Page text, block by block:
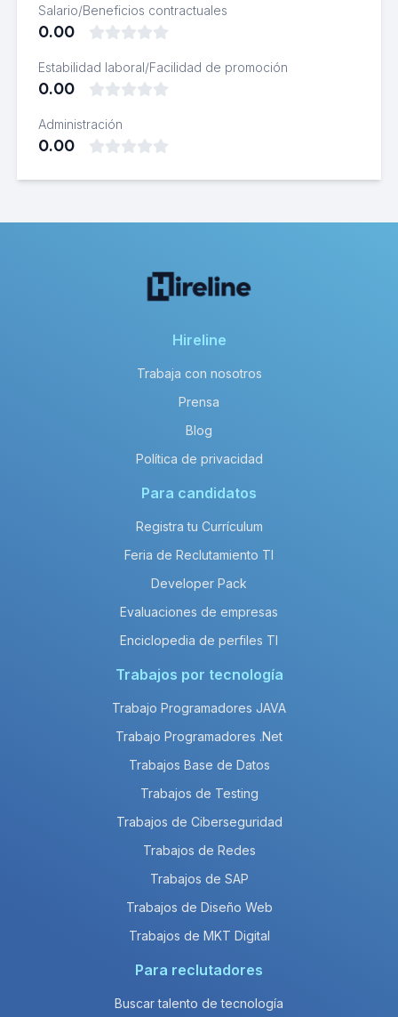
Salario/Beneficios contractuales
0.00
Estabilidad laboral/Facilidad de promoción
0.00
Administración
0.00
Hireline
Trabaja con nosotros
Prensa
Blog
Política de privacidad
Para candidatos
Registra tu Currículum
Feria de Reclutamiento TI
Developer Pack
Evaluaciones de empresas
Enciclopedia de perfiles TI
Trabajos por tecnología
Trabajo Programadores JAVA
Trabajo Programadores .Net
Trabajos Base de Datos
Trabajos de Testing
Trabajos de Ciberseguridad
Trabajos de Redes
Trabajos de SAP
Trabajos de Diseño Web
Trabajos de MKT Digital
Para reclutadores
Buscar talento de tecnología